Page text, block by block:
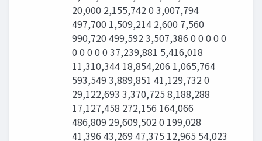
20,000 2,155,742 0 3,007,794
497,700 1,509,214 2,600 7,560
990,720 499,592 3,507,386 0 0 0 0 0
0 0 0 0 0 37,239,881 5,416,018
11,310,344 18,854,206 1,065,764
593,549 3,889,851 41,129,732 0
29,122,693 3,370,725 8,188,288
17,127,458 272,156 164,066
486,809 29,609,502 0 199,028
41,396 43,269 47,375 12,965 54,023